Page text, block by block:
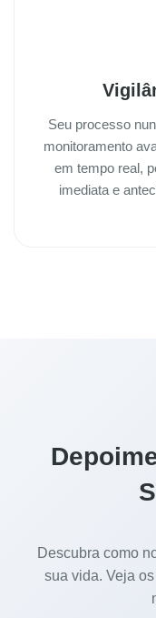
Seu processo
monitoramento
em tempo real,
imediata e
Descubra como
sua vida. Veja